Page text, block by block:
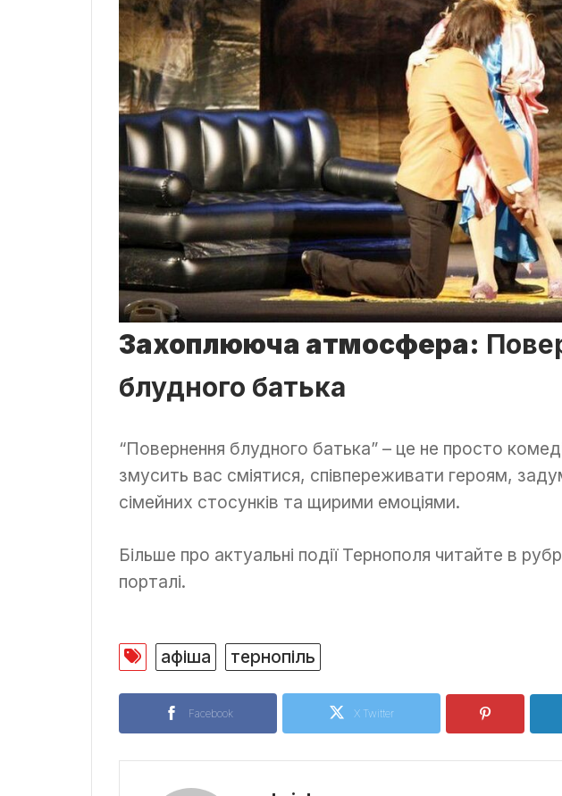
Захоплююча атмосфера:
блудного батька
“Повернення блудного батька” – це не просто
змусить вас сміятися, співпереживати героям,
сімейних стосунків та щирими емоціями.
Більше про актуальні події Тернополя читайте в
порталі.
афіша тернопіль
Facebook X Twitter